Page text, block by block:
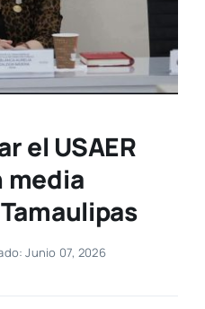
el USAER
media
Junio 07, 2026